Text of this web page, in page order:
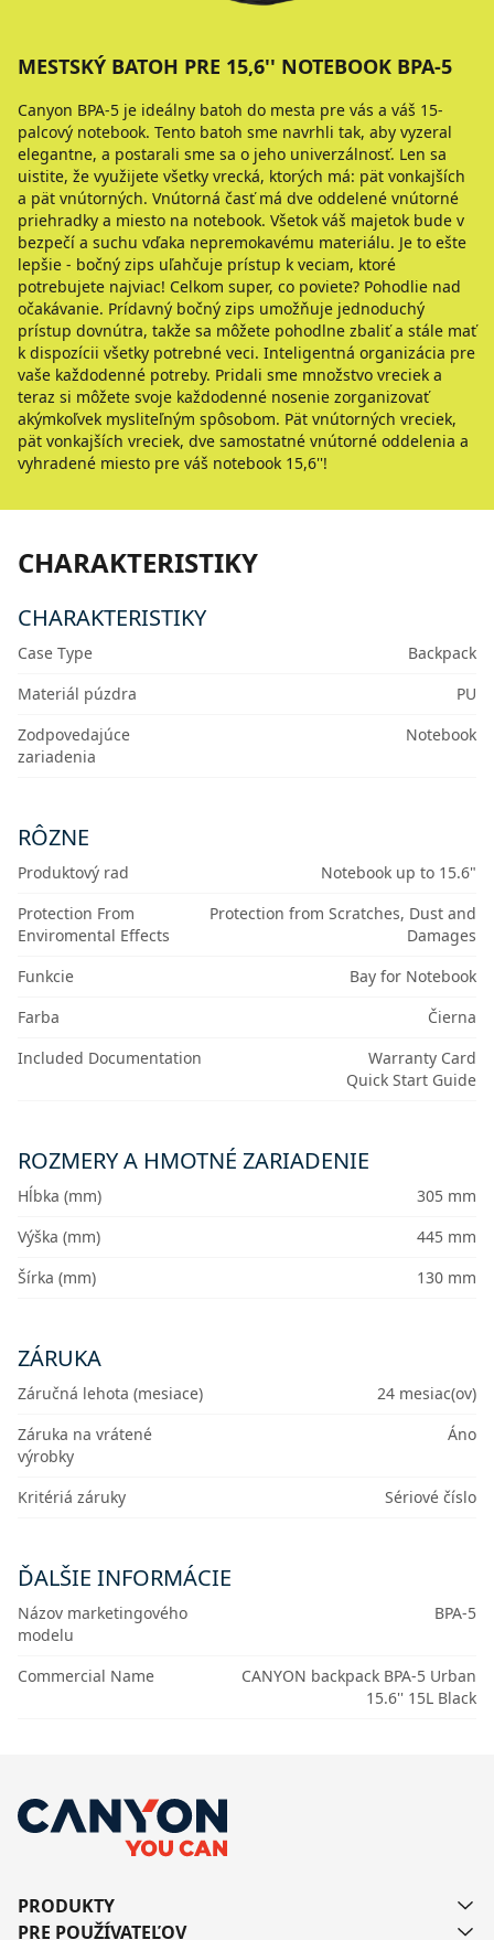
MESTSKÝ BATOH PRE 15,6'' NOTEBOOK BPA-5
Canyon BPA-5 je ideálny batoh do mesta pre vás a váš 15-
palcový notebook. Tento batoh sme navrhli tak, aby vyzeral
elegantne, a postarali sme sa o jeho univerzálnosť. Len sa
uistite, že využijete všetky vrecká, ktorých má: pät vonkajších
a pät vnútorných. Vnútorná časť má dve oddelené vnútorné
priehradky a miesto na notebook. Všetok váš majetok bude v
bezpečí a suchu vďaka nepremokavému materiálu. Je to ešte
lepšie - bočný zips uľahčuje prístup k veciam, ktoré
potrebujete najviac! Celkom super, co poviete? Pohodlie nad
očakávanie. Prídavný bočný zips umožňuje jednoduchý
prístup dovnútra, takže sa môžete pohodlne zbaliť a stále mať
k dispozícii všetky potrebné veci. Inteligentná organizácia pre
vaše každodenné potreby. Pridali sme množstvo vreciek a
teraz si môžete svoje každodenné nosenie zorganizovať
akýmkoľvek mysliteľným spôsobom. Pät vnútorných vreciek,
pät vonkajších vreciek, dve samostatné vnútorné oddelenia a
vyhradené miesto pre váš notebook 15,6''!
CHARAKTERISTIKY
CHARAKTERISTIKY
Case Type
Backpack
Materiál púzdra
PU
Zodpovedajúce
zariadenia
Notebook
RÔZNE
Produktový rad
Notebook up to 15.6"
Protection From
Enviromental Effects
Protection from Scratches, Dust and
Damages
Funkcie
Bay for Notebook
Farba
Čierna
Included Documentation
Warranty Card
Quick Start Guide
ROZMERY A HMOTNÉ ZARIADENIE
Hĺbka (mm)
305 mm
Výška (mm)
445 mm
Šírka (mm)
130 mm
ZÁRUKA
Záručná lehota (mesiace)
24 mesiac(ov)
Záruka na vrátené
výrobky
Áno
Kritériá záruky Sériové číslo
ĎALŠIE INFORMÁCIE
Názov marketingového
modelu
BPA-5
Commercial Name
CANYON backpack BPA-5 Urban
15.6'' 15L Black
PRODUKTY
PRE POUŽÍVATEĽOV